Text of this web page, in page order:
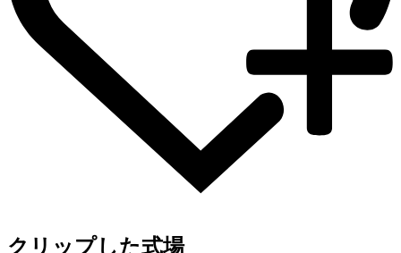
クリップした式場